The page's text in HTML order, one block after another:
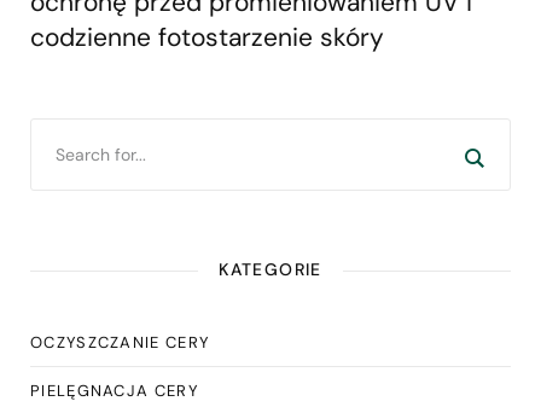
codzienne fotostarzenie skóry
KATEGORIE
OCZYSZCZANIE CERY
PIELĘGNACJA CERY